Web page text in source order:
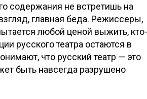
содержания не встретишь на
главная беда. Режиссеры,
любой ценой выжить,
русского театра остаются в
что русский театр — это
быть навсегда разрушено